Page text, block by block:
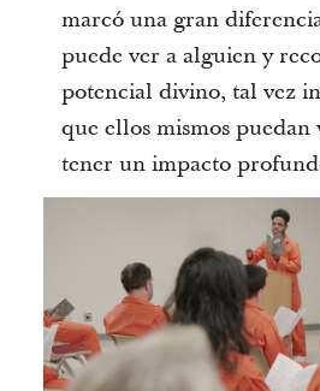
marcó una gran
puede ver a alguien y
potencial divino, tal vez
que ellos mismos puedan
tener un impacto